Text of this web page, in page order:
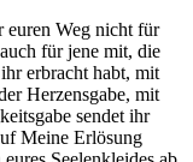
euren Weg nicht für
für jene mit, die
erbracht habt, mit
Herzensgabe, mit
sendet ihr
Meine Erlösung